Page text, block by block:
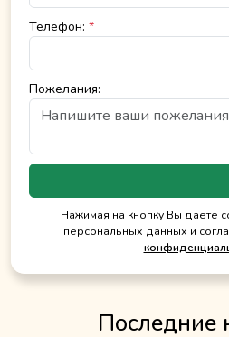
Телефон: *
Пожелания:
Нажимая на кнопку Вы даете
персональных данных и
Последние